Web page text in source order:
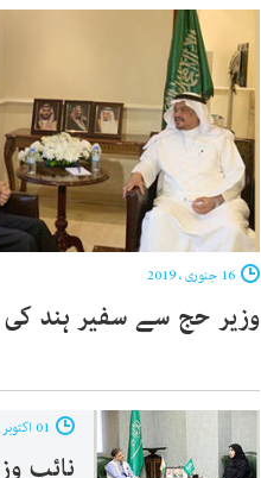
وزیر حج سے سفیر ہند کی
نائب